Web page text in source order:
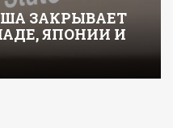
ЗАКРЫВАЕТ
ЯПОНИИ И